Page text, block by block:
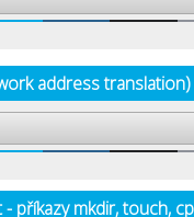
address translation)
příkazy mkdir, touch,